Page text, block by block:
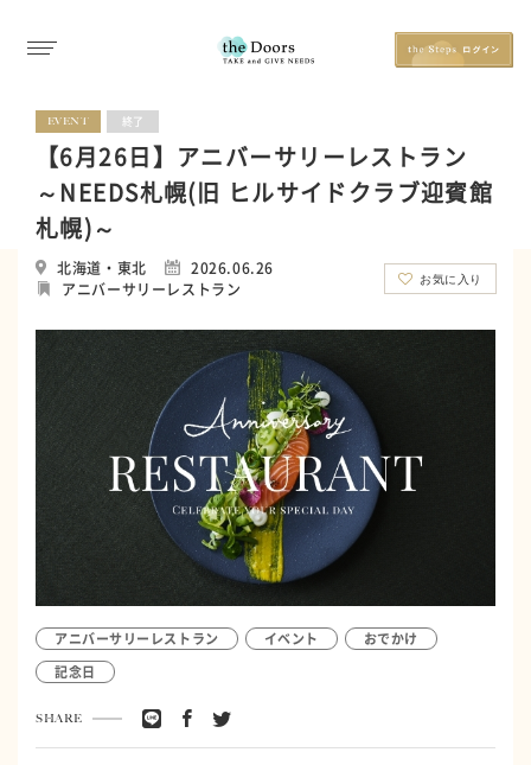
EVENT 終了
【6月26日】アニバーサリーレストラン
～NEEDS札幌(旧 ヒルサイドクラブ迎賓館
札幌)～
北海道・東北
2026.06.26
アニバーサリーレストラン
お気に入り
アニバーサリーレストラン イベント
おでかけ
記念日
SHARE